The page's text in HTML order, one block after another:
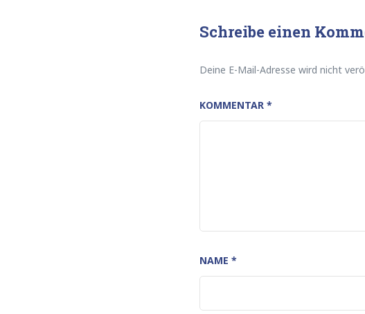
Schreibe einen
Deine E-Mail-Adresse wird nicht
KOMMENTAR *
NAME *